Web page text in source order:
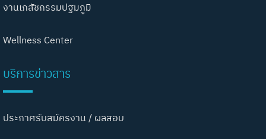
งานเภสัชกรรมปฐมภูมิ
Wellness Center
บริการข่าวสาร
ประกาศรับสมัครงาน / ผลสอบ